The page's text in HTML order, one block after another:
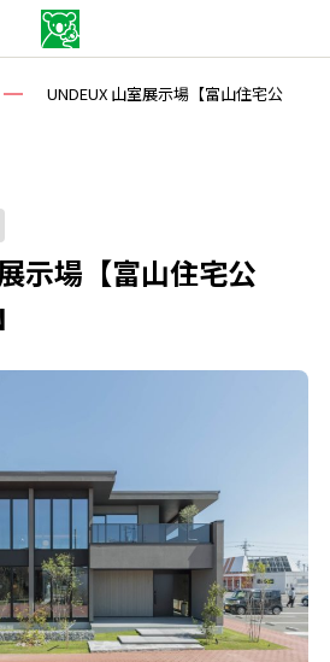
UNDEUX 山室展示場【富山住宅公
示場【富山住宅公